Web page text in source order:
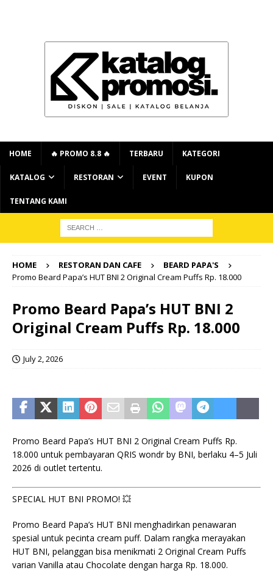
HOME 🔥 PROMO 8.8 🔥 TERBARU KATEGORI
KATALOG RESTORAN EVENT KUPON
TENTANG KAMI
HOME RESTORAN DAN CAFE
BEARD PAPA'S
Promo Beard Papa’s HUT BNI 2 Original Cream Puffs Rp. 18.000
Promo Beard Papa’s HUT BNI 2
Original Cream Puffs Rp. 18.000
July 2, 2026
Promo Beard Papa’s HUT BNI 2 Original Cream Puffs Rp.
18.000 untuk pembayaran QRIS wondr by BNI, berlaku 4–5 Juli
2026 di outlet tertentu.
SPECIAL HUT BNI PROMO! 💥
Promo Beard Papa’s HUT BNI menghadirkan penawaran
spesial untuk pecinta cream puff. Dalam rangka merayakan
HUT BNI, pelanggan bisa menikmati 2 Original Cream Puffs
varian Vanilla atau Chocolate dengan harga Rp. 18.000.